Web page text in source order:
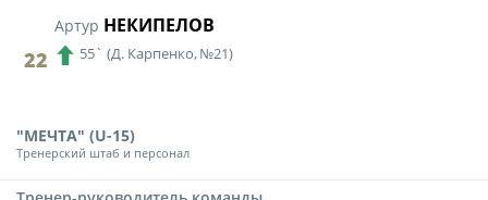
22
Артур НЕКИПЕЛОВ
55` (Д. Карпенко, №21)
"МЕЧТА" (U-15)
Тренерский штаб и персонал